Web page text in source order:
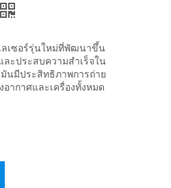
เลเซอร์รุ่นใหม่ที่พัฒนาขึ้น
ละประสบความสำเร็จใน
นมีประสิทธิภาพการถ่าย
ากาศและเครื่องทั้งหมด